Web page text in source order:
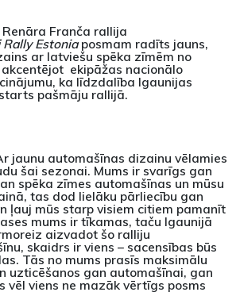
Franča rallija
Estoniaposmam radīts jauns,
ar latviešu spēka zīmēm no
ekipāžas nacionālo
ka līdzdalība Igaunijas
pašmāju rallijā.
jaunu automašīnas dizainu vēlamies
šai sezonai. Mums ir svarīgs gan
spēka zīmes automašīnas un mūsu
tas dod lielāku pārliecību gan
ļauj mūs starp visiem citiem pamanīt
mums ir tīkamas, taču Igaunijā
aizvadot šo ralliju
skaidrs ir viens – sacensības būs
Tās no mums prasīs maksimālu
uzticēšanos gan automašīnai, gan
vēl viens ne mazāk vērtīgs posms